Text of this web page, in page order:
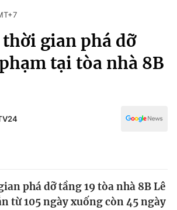
trí
gian phá dỡ
tại tòa nhà 8B
phá dỡ tầng 19 tòa nhà 8B Lê
từ 105 ngày xuống còn 45 ngày